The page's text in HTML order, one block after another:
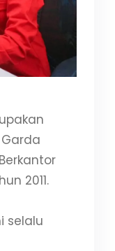
2011.
selalu